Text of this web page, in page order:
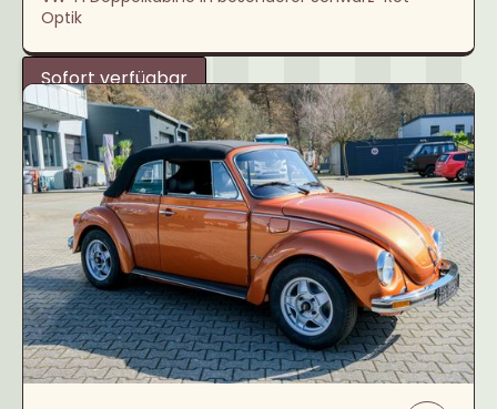
Optik
Sofort verfügbar